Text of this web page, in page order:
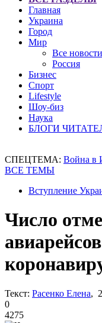
Главная
Украина
Город
Мир
Все
Россия
Бизнес
Спорт
Lifestyle
Шоу-биз
Наука
БЛОГИ
СПЕЦТЕМА: Война в
ВСЕ ТЕМЫ
Вступление
Число
Текст: Расенко Елена,
0
4275